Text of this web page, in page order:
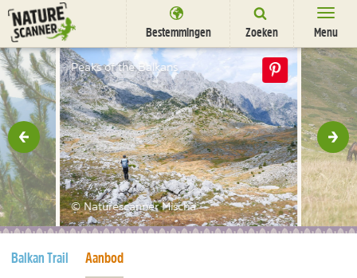
Ga
naar
content
Bestemmingen Zoeken Menu
Bestemmingen
Overnachten
Activiteiten
Natuurparken
Dieren
Nieuwsbrief
Peaks of the Balkans
© Naturescanner Mischa
Huidige pagina
Balkan Trail Huidige pagina
Aanbod